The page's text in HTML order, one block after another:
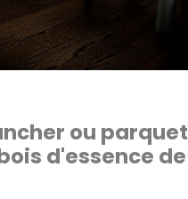
ou parquet
d'essence de